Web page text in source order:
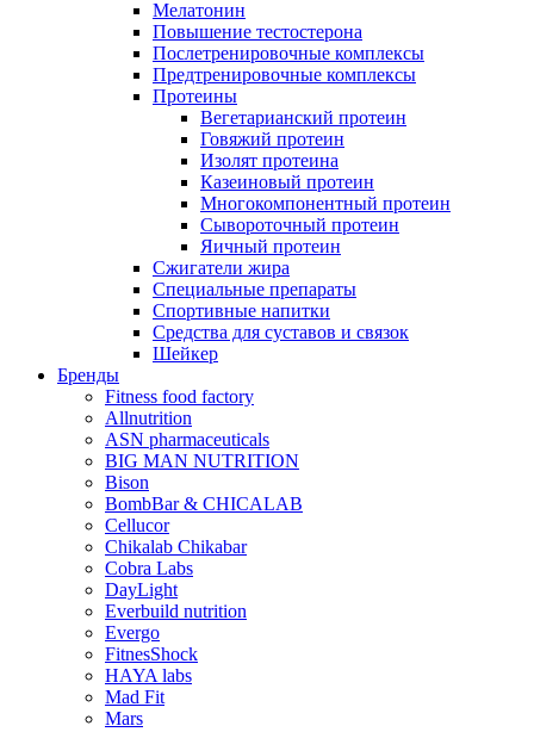
Мелатонин
Повышение тестостерона
Послетренировочные комплексы
Предтренировочные комплексы
Протеины
Вегетарианский протеин
Говяжий протеин
Изолят протеина
Казеиновый протеин
Многокомпонентный протеин
Сывороточный протеин
Яичный протеин
Сжигатели жира
Специальные препараты
Спортивные напитки
Средства для суставов и связок
Шейкер
Бренды
Fitness food factory
Allnutrition
ASN pharmaceuticals
BIG MAN NUTRITION
Bison
BombBar & CHICALAB
Cellucor
Chikalab Chikabar
Cobra Labs
DayLight
Everbuild nutrition
Evergo
FitnesShock
HAYA labs
Mad Fit
Mars